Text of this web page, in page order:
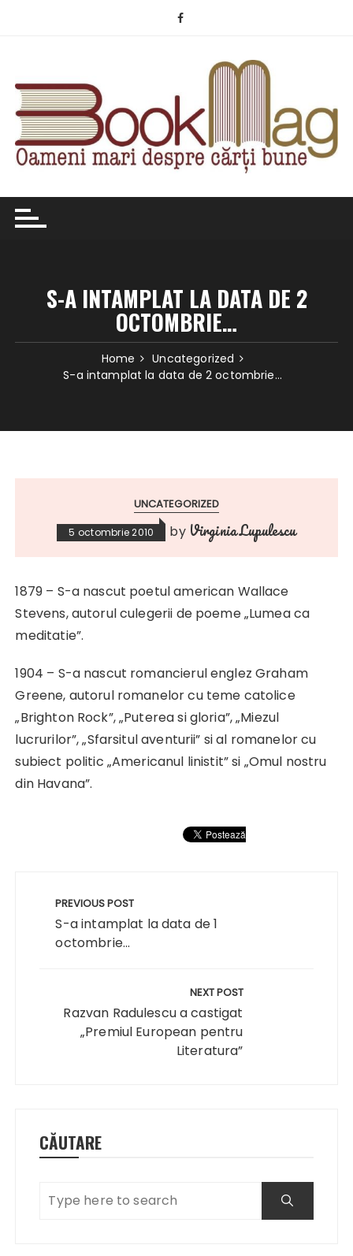
S-A INTAMPLAT LA DATA DE 2
OCTOMBRIE…
Home
Uncategorized
S-a intamplat la data de 2 octombrie…
UNCATEGORIZED
5 octombrie 2010 by Virginia Lupulescu
1879 – S-a nascut poetul american Wallace
Stevens, autorul culegerii de poeme „Lumea ca
meditatie”.
1904 – S-a nascut romancierul englez Graham
Greene, autorul romanelor cu teme catolice
„Brighton Rock”, „Puterea si gloria”, „Miezul
lucrurilor”, „Sfarsitul aventurii” si al romanelor cu
subiect politic „Americanul linistit” si „Omul nostru
din Havana”.
articole
PREVIOUS POST
S-a intamplat la data de 1
octombrie...
NEXT POST
Razvan Radulescu a castigat
„Premiul European pentru
Literatura”
CĂUTARE